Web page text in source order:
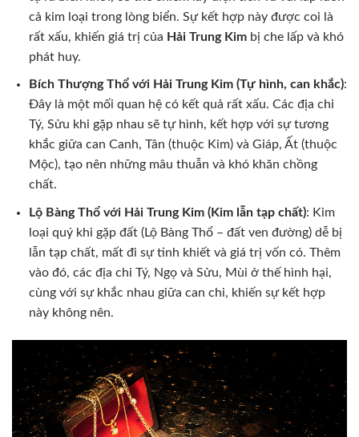
cả kim loại trong lòng biển. Sự kết hợp này được coi là
rất xấu, khiến giá trị của Hải Trung Kimbị che lấp và khó
phát huy.
Bích Thượng Thổ với Hải Trung Kim (Tự hình, can khắc):
Đây là một mối quan hệ có kết quả rất xấu. Các địa chi
Tý, Sửu khi gặp nhau sẽ tự hình, kết hợp với sự tương
khắc giữa can Canh, Tân (thuộc Kim) và Giáp, Ất (thuộc
Mộc), tạo nên những mâu thuẫn và khó khăn chồng
chất.
Lộ Bàng Thổ với Hải Trung Kim (Kim lẫn tạp chất): Kim
loại quý khi gặp đất (Lộ Bàng Thổ – đất ven đường) dễ bị
lẫn tạp chất, mất đi sự tinh khiết và giá trị vốn có. Thêm
vào đó, các địa chi Tý, Ngọ và Sửu, Mùi ở thế hình hại,
cùng với sự khắc nhau giữa can chi, khiến sự kết hợp
này không nên.